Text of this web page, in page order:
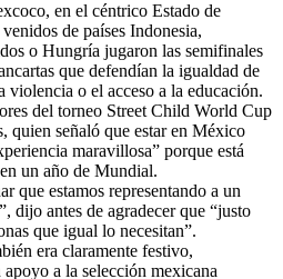
en el céntrico Estado de
de países Indonesia,
o Hungría jugaron las semifinales
que defendían la igualdad de
violencia o el acceso a la educación.
del torneo Street Child World Cup
quien señaló que estar en México
maravillosa” porque está
un año de Mundial.
que estamos representando a un
dijo antes de agradecer que “justo
que igual lo necesitan”.
era claramente festivo,
a la selección mexicana